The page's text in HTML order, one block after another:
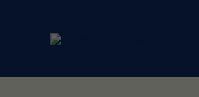
περιεχόμενο